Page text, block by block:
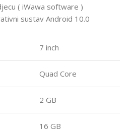
( iWawa software )
sustav Android 10.0
7 inch
Quad Core
2 GB
16 GB